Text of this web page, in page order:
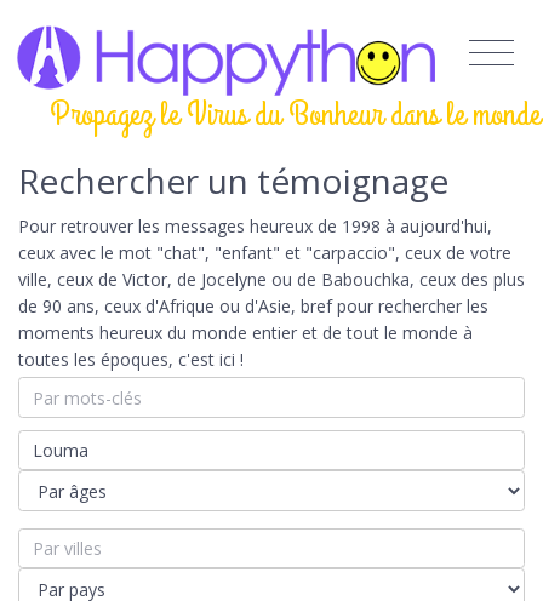
Propagez le Virus du Bonheur dans le monde
Rechercher un témoignage
Pour retrouver les messages heureux de 1998 à aujourd'hui,
ceux avec le mot "chat", "enfant" et "carpaccio", ceux de votre
ville, ceux de Victor, de Jocelyne ou de Babouchka, ceux des plus
de 90 ans, ceux d'Afrique ou d'Asie, bref pour rechercher les
moments heureux du monde entier et de tout le monde à
toutes les époques, c'est ici !